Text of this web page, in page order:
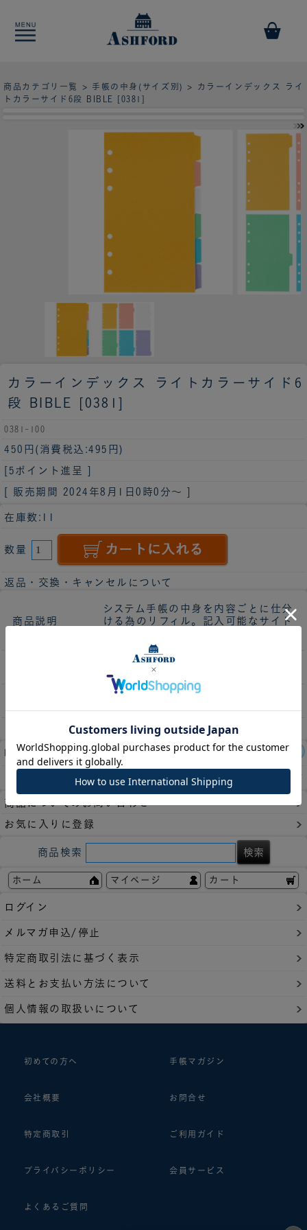
商品カテゴリ一覧 > 手帳の中身(サイズ別)
> カラーインデックス ライ
トカラーサイド6段 BIBLE [0381]
カラーインデックス ライトカラーサイド6
段 BIBLE [0381]
0381-100
450円 (消費税込:495円)
[5ポイント進呈 ]
[ 販売期間 2024年8月1日0時0分 ～ ]
在庫数:11
数量
返品・交換・キャンセルについて
商品説明
システム手帳の中身を内容ごとに仕分
ける為のリフィル。記入可能なサイド
レビュー件数： 3件
この商品の平均評価： 4.67
商品についてのお問い合わせ
お気に入りに登録
商品検索
ホーム マイページ カート
ログイン
メルマガ申込/停止
特定商取引法に基づく表示
送料とお支払い方法について
個人情報の取扱いについて
初めての方へ 手帳マガジン
会社概要 お問合せ
特定商取引 ご利用ガイド
プライバシーポリシー 会員サービス
よくあるご質問